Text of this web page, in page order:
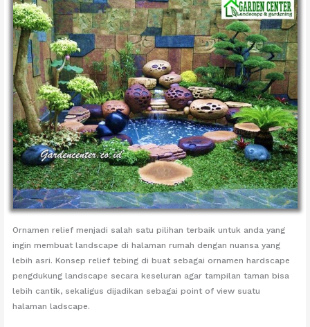
Ornamen relief menjadi salah satu pilihan terbaik untuk anda yang
ingin membuat landscape di halaman rumah dengan nuansa yang
lebih asri. Konsep relief tebing di buat sebagai ornamen hardscape
pengdukung landscape secara keseluran agar tampilan taman bisa
lebih cantik, sekaligus dijadikan sebagai point of view suatu
halaman ladscape.